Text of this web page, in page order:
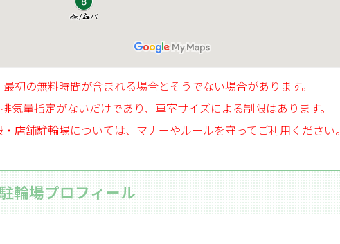
初の無料時間が含まれる場合とそうでない場合があります。
気量指定がないだけであり、車室サイズによる制限はあります。
店舗駐輪場については、マナーやルールを守ってご利用ください。
輪場プロフィール